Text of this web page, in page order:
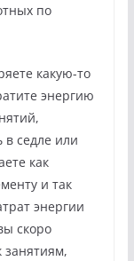
по
какую-то
энергию
седле или
как
и так
энергии
скоро
занятиям,